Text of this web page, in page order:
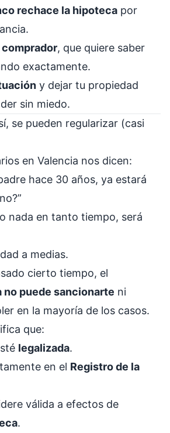
rechace la hipoteca por
comprador, que quiere saber
exactamente.
y dejar tu propiedad
sin miedo.
se pueden regularizar (casi
en Valencia nos dicen:
hace 30 años, ya estará
nada en tanto tiempo, será
a medias.
cierto tiempo, el
no puede sancionarte ni
en la mayoría de los casos.
que:
legalizada.
en el Registro de la
válida a efectos de
.